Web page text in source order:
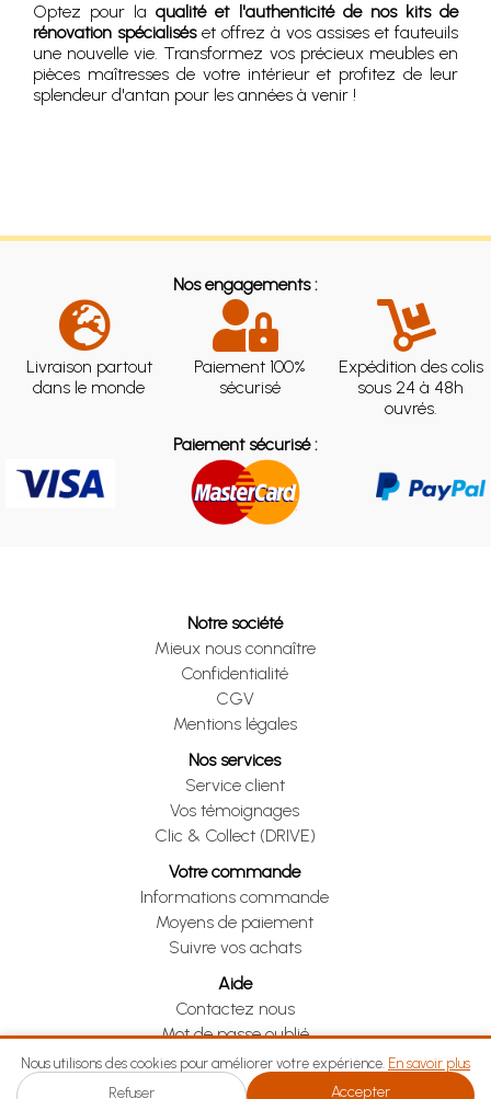
Optez pour laqualité et l'authenticité de nos kits de
rénovation spécialisés et offrez à vos assises et fauteuils
une nouvelle vie. Transformez vos précieux meubles en
pièces maîtresses de votre intérieur et profitez de leur
splendeur d'antan pour les années à venir !
Nos engagements :
Livraison partout
dans le monde
Paiement 100%
sécurisé
Expédition des colis
sous 24 à 48h
ouvrés.
Paiement sécurisé :
Notre société
Mieux nous connaître
Confidentialité
CGV
Mentions légales
Nos services
Service client
Vos témoignages
Clic & Collect (DRIVE)
Votre commande
Informations commande
Moyens de paiement
Suivre vos achats
Aide
Contactez nous
Mot de passe oublié
Je me rétracte
Nous utilisons des cookies pour améliorer votre expérience. En savoir plus
Refuser Accepter